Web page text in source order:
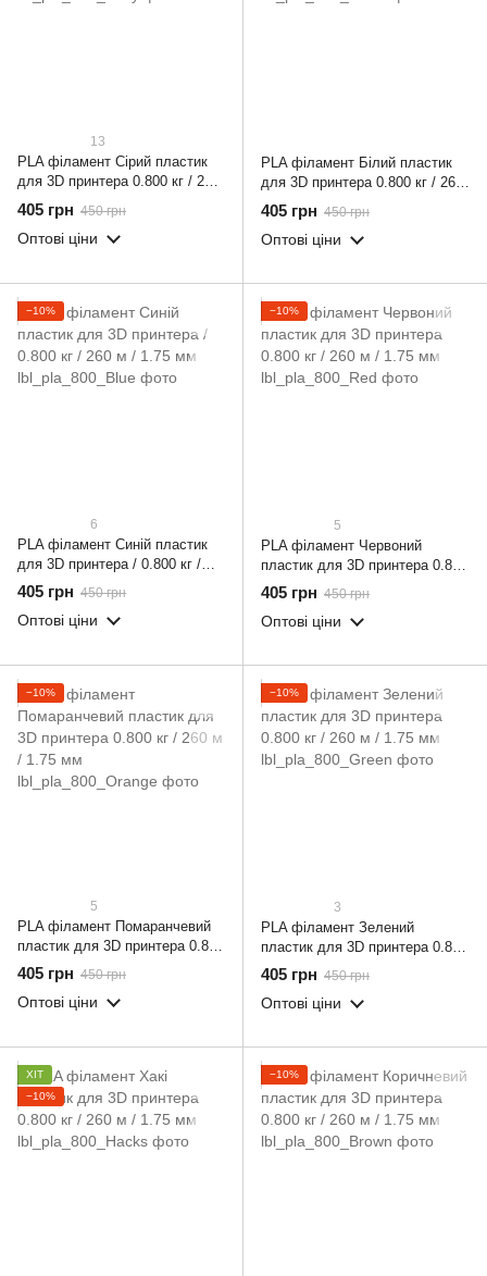
13
PLA філамент Сірий пластик
для 3D принтера 0.800 кг / 260
м / 1.75 мм
405 грн 450 грн
Оптові ціни
PLA філамент Білий пластик
для 3D принтера 0.800 кг / 260
м / 1.75 мм
405 грн 450 грн
Оптові ціни
−10%
6
PLA філамент Синій пластик
для 3D принтера / 0.800 кг /
260 м / 1.75 мм
405 грн 450 грн
Оптові ціни
−10%
5
PLA філамент Червоний
пластик для 3D принтера 0.800
кг / 260 м / 1.75 мм
405 грн 450 грн
Оптові ціни
−10%
5
PLA філамент Помаранчевий
пластик для 3D принтера 0.800
кг / 260 м / 1.75 мм
405 грн 450 грн
Оптові ціни
−10%
3
PLA філамент Зелений
пластик для 3D принтера 0.800
кг / 260 м / 1.75 мм
405 грн 450 грн
Оптові ціни
ХІТ
−10%
−10%